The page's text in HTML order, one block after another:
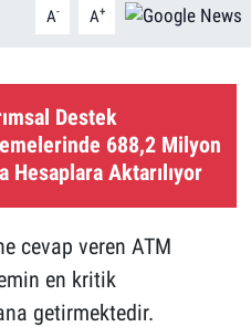
A- A+
Destek
688,2 Milyon
Hesaplara Aktarılıyor
cevap veren ATM
en kritik
getirmektedir.